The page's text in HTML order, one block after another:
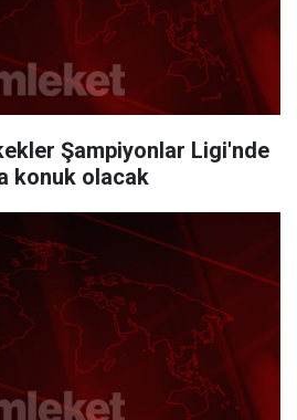
Şampiyonlar Ligi'nde
konuk olacak